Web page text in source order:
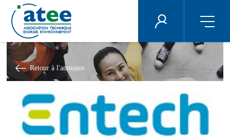
Aller
contenu
principal
ÉNERGIE PLUS
Retour à l'annuaire
Panneau de gestion des cookies